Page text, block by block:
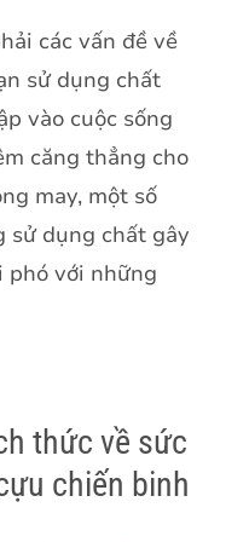
các vấn đề về
sử dụng chất
vào cuộc sống
căng thẳng cho
may, một số
sử dụng chất gây
phó với những
thức về sức
chiến binh